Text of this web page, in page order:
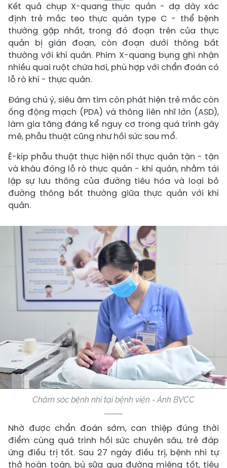
Kết quả chụp X-quang thực quản - dạ dày xác
định trẻ mắc teo thực quản type C - thể bệnh
thường gặp nhất, trong đó đoạn trên của thực
quản bị gián đoạn, còn đoạn dưới thông bất
thường với khí quản. Phim X-quang bụng ghi nhận
nhiều quai ruột chứa hơi, phù hợp với chẩn đoán có
lỗ rò khí - thực quản.
Đáng chú ý, siêu âm tim còn phát hiện trẻ mắc còn
ống động mạch (PDA) và thông liên nhĩ lớn (ASD),
làm gia tăng đáng kể nguy cơ trong quá trình gây
mê, phẫu thuật cũng như hồi sức sau mổ.
Ê-kíp phẫu thuật thực hiện nối thực quản tận - tận
và khâu đóng lỗ rò thực quản - khí quản, nhằm tái
lập sự lưu thông của đường tiêu hóa và loại bỏ
đường thông bất thường giữa thực quản với khí
quản.
Chăm sóc bệnh nhi tại bệnh viện - Ảnh BVCC
Nhờ được chẩn đoán sớm, can thiệp đúng thời
điểm cùng quá trình hồi sức chuyên sâu, trẻ đáp
ứng điều trị tốt. Sau 27 ngày điều trị, bệnh nhi tự
thở hoàn toàn, bú sữa qua đường miệng tốt, tiêu